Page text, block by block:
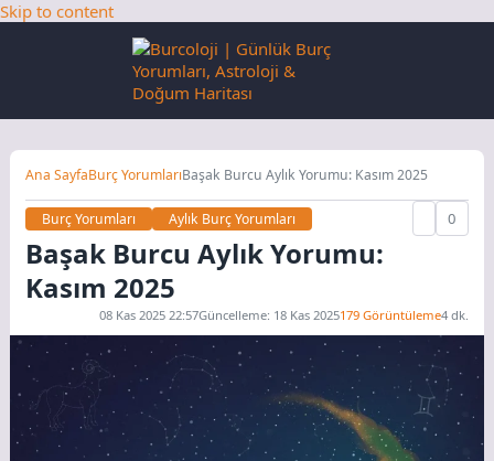
Skip to content
Ana SayfaBurç YorumlarıBaşak Burcu Aylık Yorumu: Kasım 2025
Burç Yorumları Aylık Burç Yorumları 0
Başak Burcu Aylık Yorumu:
Kasım 2025
08 Kas 2025 22:57Güncelleme: 18 Kas 2025179 Görüntüleme4 dk.